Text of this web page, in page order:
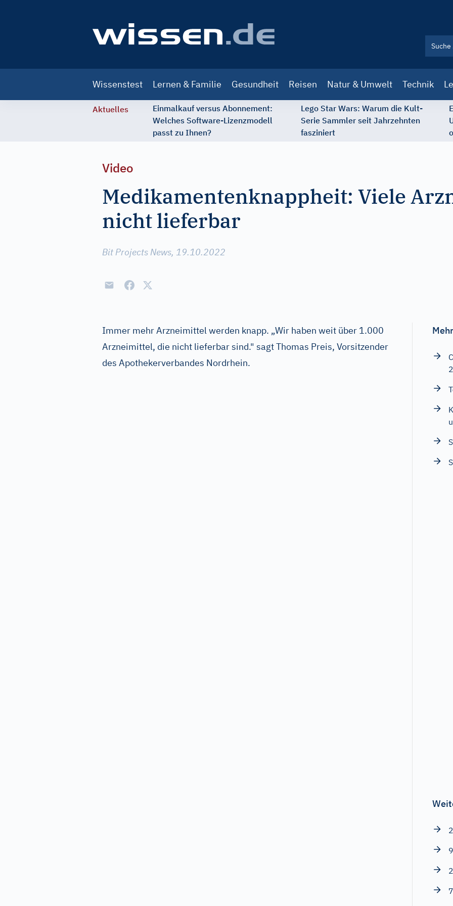
navigation
Wissenstest Lernen & Familie Gesundheit Reisen Natur & Umwelt Technik
Aktuelles
Einmalkauf versus Abonnement:
Welches Software-Lizenzmodell
passt zu Ihnen?
Lego Star Wars: Warum die Kult-
Serie Sammler seit Jahrzehnten
fasziniert
Video
Medikamentenknappheit: Viele
nicht lieferbar
Bit Projects News, 19.10.2022
Immer mehr Arzneimittel werden knapp. „Wir haben weit über 1.000
Arzneimittel, die nicht lieferbar sind." sagt Thomas Preis, Vorsitzender
des Apothekerverbandes Nordrhein.